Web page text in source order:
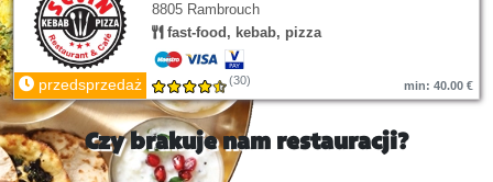
8805 Rambrouch
fast-food, kebab, pizza
przedsprzedaż (30) min: 40.00 €
Czy brakuje nam restauracji?